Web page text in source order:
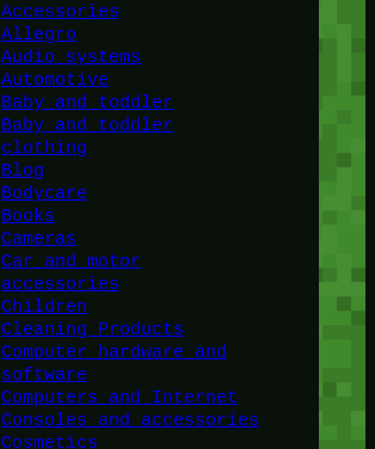
Accessories
Allegro
Audio systems
Automotive
Baby and toddler
Baby and toddler
clothing
Blog
Bodycare
Books
Cameras
Car and motor
accessories
Children
Cleaning Products
Computer hardware and
software
Computers and Internet
Consoles and accessories
Cosmetics